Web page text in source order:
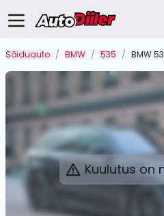
Sõiduauto / BMW / 535 / BMW
Kuulutus on